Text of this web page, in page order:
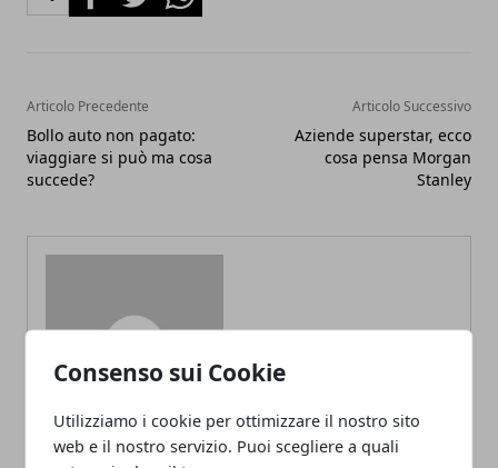
Consenso sui Cookie
Utilizziamo i cookie per ottimizzare il nostro sito
web e il nostro servizio. Puoi scegliere a quali
Articolo Precedente
Bollo auto non pagato:
viaggiare si può ma cosa
succede?
Articolo Successivo
Aziende superstar, ecco
cosa pensa Morgan
Stanley